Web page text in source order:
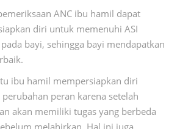
ANC ibu hamil dapat
diri untuk memenuhi ASI
bayi, sehingga bayi mendapatkan
ibu hamil mempersiapkan diri
peran karena setelah
akan memiliki tugas yang berbeda